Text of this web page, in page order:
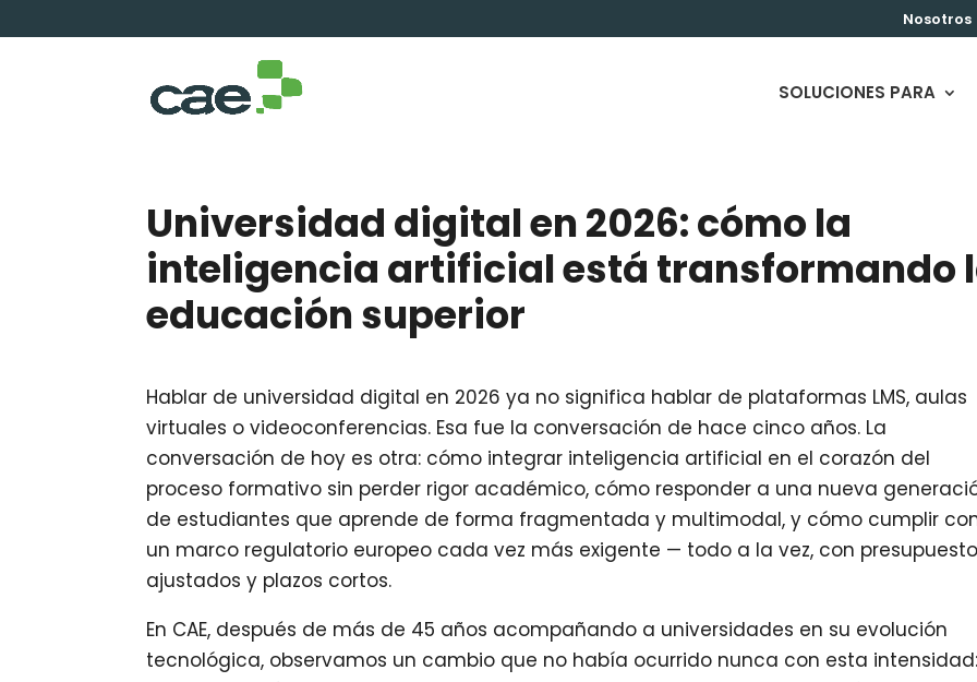
Nosotros
SOLUCIONES PARA
Universidad digital en 2026: cómo la
inteligencia artificial está transformando
educación superior
Hablar de universidad digital en 2026 ya no significa hablar de plataformas LMS, aulas
virtuales o videoconferencias. Esa fue la conversación de hace cinco años. La
conversación de hoy es otra: cómo integrar inteligencia artificial en el corazón del
proceso formativo sin perder rigor académico, cómo responder a una nueva
de estudiantes que aprende de forma fragmentada y multimodal, y cómo cumplir
un marco regulatorio europeo cada vez más exigente — todo a la vez, con
ajustados y plazos cortos.
En CAE, después de más de 45 años acompañando a universidades en su evolución
tecnológica, observamos un cambio que no había ocurrido nunca con esta